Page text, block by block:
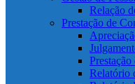
Relação
Prestação de
Relatório